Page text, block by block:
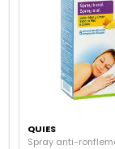
QUIES
Spray anti-